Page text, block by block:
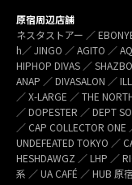
原宿周辺店舗
ネスタストアー ／
h／ JINGO ／ AGITO ／
HIPHOP DIVAS ／
ANAP ／ DIVASALON ／
／ X-LARGE ／ THE
／ DOPESTER ／ DEPT
／ CAP COLLECTOR
UNDEFEATED TOKYO ／
HESHDAWGZ ／ LHP ／
系 ／ UA CAFÉ ／ HUB 原